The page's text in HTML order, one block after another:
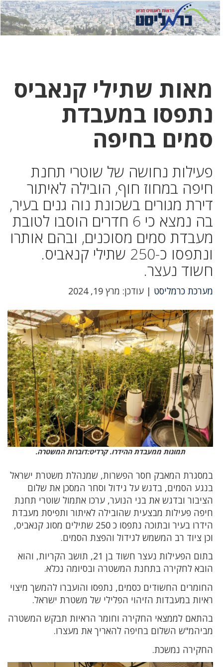
לחץ
כאן
לחץ
כדי
מאות שתילי קנאביס
נתפסו במעבדת
סמים בחיפה
פעילות נחושה של שוטרי תחנת
חיפה במחוז חוף, הובילה לאיתור
דירת מגורים בשכונת נוה גנים בעיר,
בה נמצא כי 6 חדרים הוסבו לטובת
מעבדת סמים מסוכנים, ובהם אותרו
ונתפסו כ-250 שתילי קנאביס.
חשוד נעצר.
מערכת כרמליסט | עודכן: מרץ 19, 2024
תמונות ממעבדת ההידרו. קרדיט:דוברות המשטרה.
במסגרת המאבק חסר הפשרות, שמנהלת משטרת ישראל
בנגע הסמים, בדגש על גידול וסחר המסכן את שלום
הציבור ובדגש את בני הנוער, ערכו אתמול שוטרי תחנת
חיפה פעילות מבצעית שהובילה לאיתור ותפיסת מעבדת
הידרו בעיר ובתוכה נתפסו כ 250 שתילים מסוג קנאביס,
וכן ציוד רב המשמש לגידול והפצת הסמים.
בתום הפעילות נעצר חשוד בן 21, תושב הקריות, והוא
הובא לחקירה בתחנת המשטרה ובסיומה נכלא.
החומרים החשודים כסמים, נתפסו והועברו להמשך מיצוי
ראיות במעבדות הזיהוי הפלילי של משטרת ישראל.
בהתאם לממצאי החקירה וחומר הראיות תבקש המשטרה
מביהמ"ש השלום בחיפה להאריך את מעצרו.
החקירה נמשכת.